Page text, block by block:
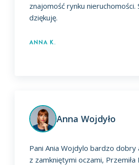
znajomość rynku nieruchomości.
dziękuję.
Anna K.
Anna Wojdyło
Pani Ania Wojdylo bardzo dobry
z zamkniętymi oczami, Przemiła